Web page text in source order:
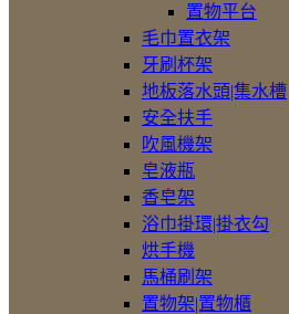
鏡
置物平台
毛巾置衣架
牙刷杯架
地板落水頭|集水槽
安全扶手
吹風機架
皂液瓶
香皂架
浴巾掛環|掛衣勾
烘手機
馬桶刷架
置物架|置物櫃